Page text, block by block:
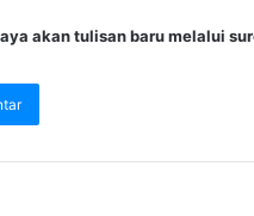
akan tulisan baru melalui